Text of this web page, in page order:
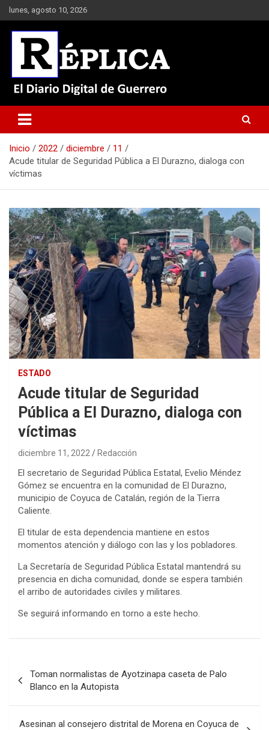
Saltar
al
contenido
lunes, agosto 10, 2026
Réplica
Inicio 2022 diciembre
11
Acude titular de Seguridad Pública a El Durazno, dialoga con
víctimas
ESTADO
Acude titular de Seguridad
Pública a El Durazno, dialoga con
víctimas
diciembre 11, 2022 Redacción
El secretario de Seguridad Pública Estatal, Evelio Méndez
Gómez se encuentra en la comunidad de El Durazno,
municipio de Coyuca de Catalán, región de la Tierra
Caliente.
El titular de esta dependencia mantiene en estos
momentos atención y diálogo con las y los pobladores.
La Secretaría de Seguridad Pública Estatal mantendrá su
presencia en dicha comunidad, donde se espera también
el arribo de autoridades civiles y militares.
Se seguirá informando en torno a este hecho.
de
entradas
Toman normalistas de Ayotzinapa caseta de Palo
Blanco en la Autopista
Asesinan al consejero distrital de Morena en Coyuca de